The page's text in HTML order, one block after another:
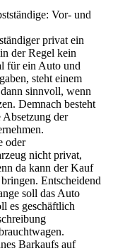
Vor- und
privat ein
der Regel kein
für ein Auto und
steht einem
sinnvoll, wenn
Demnach besteht
der
oder
nicht privat,
da kann der Kauf
Entscheidend
soll das Auto
es geschäftlich
Barkaufs auf